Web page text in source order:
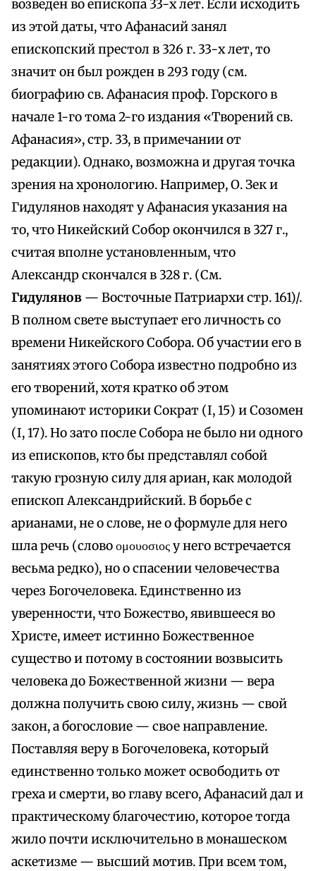
возведен во епископа 33-х лет. Если исходить
из этой даты, что Афанасий занял
епископский престол в 326 г. 33-х лет, то
значит он был рожден в 293 году (см.
биографию св. Афанасия проф. Горского в
начале 1-го тома 2-го издания «Творений св.
Афанасия», стр. 33, в примечании от
редакции). Однако, возможна и другая точка
зрения на хронологию. Например, О. Зек и
Гидулянов находят у Афанасия указания на
то, что Никейский Собор окончился в 327 г.,
считая вполне установленным, что
Александр скончался в 328 г. (См.
Гидулянов — Восточные Патриархи стр. 161)/.
В полном свете выступает его личность со
времени Никейского Собора. Об участии его в
занятиях этого Собора известно подробно из
его творений, хотя кратко об этом
упоминают историки Сократ (I, 15) и Созомен
(I, 17). Но зато после Собора не было ни одного
из епископов, кто бы представлял собой
такую грозную силу для ариан, как молодой
епископ Александрийский. В борьбе с
арианами, не о слове, не о формуле для него
шла речь (слово ομουοσιος у него встречается
весьма редко), но о спасении человечества
через Богочеловека. Единственно из
уверенности, что Божество, явившееся во
Христе, имеет истинно Божественное
существо и потому в состоянии возвысить
человека до Божественной жизни — вера
должна получить свою силу, жизнь — свой
закон, а богословие — свое направление.
Поставляя веру в Богочеловека, который
единственно только может освободить от
греха и смерти, во главу всего, Афанасий дал и
практическому благочестию, которое тогда
жило почти исключительно в монашеском
аскетизме — высший мотив. При всем том,